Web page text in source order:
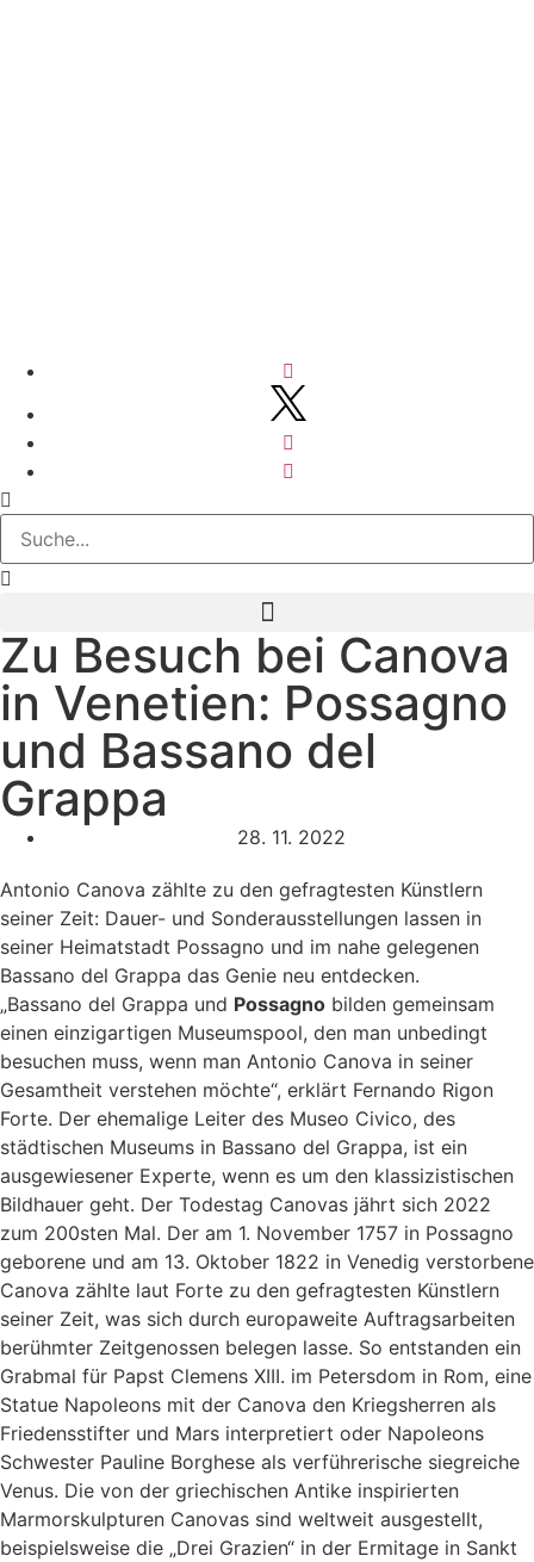
Zu Besuch bei Canova
in Venetien: Possagno
und Bassano del
Grappa
28. 11. 2022
Antonio Canova zählte zu den gefragtesten Künstlern
seiner Zeit: Dauer- und Sonderausstellungen lassen in
seiner Heimatstadt Possagno und im nahe gelegenen
Bassano del Grappa das Genie neu entdecken.
„Bassano del Grappa und Possagno bilden gemeinsam
einen einzigartigen Museumspool, den man unbedingt
besuchen muss, wenn man Antonio Canova in seiner
Gesamtheit verstehen möchte“, erklärt Fernando Rigon
Forte. Der ehemalige Leiter des Museo Civico, des
städtischen Museums in Bassano del Grappa, ist ein
ausgewiesener Experte, wenn es um den klassizistischen
Bildhauer geht. Der Todestag Canovas jährt sich 2022
zum 200sten Mal. Der am 1. November 1757 in Possagno
geborene und am 13. Oktober 1822 in Venedig verstorbene
Canova zählte laut Forte zu den gefragtesten Künstlern
seiner Zeit, was sich durch europaweite Auftragsarbeiten
berühmter Zeitgenossen belegen lasse. So entstanden ein
Grabmal für Papst Clemens XIII. im Petersdom in Rom, eine
Statue Napoleons mit der Canova den Kriegsherren als
Friedensstifter und Mars interpretiert oder Napoleons
Schwester Pauline Borghese als verführerische siegreiche
Venus. Die von der griechischen Antike inspirierten
Marmorskulpturen Canovas sind weltweit ausgestellt,
beispielsweise die „Drei Grazien“ in der Ermitage in Sankt